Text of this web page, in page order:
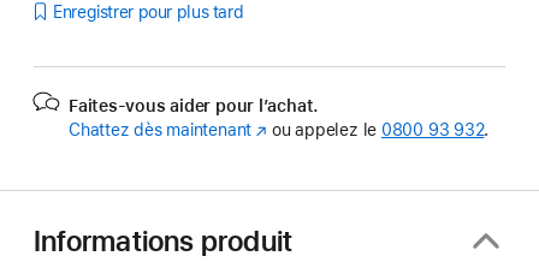
Enregistrer pour plus tard
Faites-vous aider pour l’achat.
Chattez dès maintenant (s’ouvre
ou appelez le 0800 93 932.
Informations produit